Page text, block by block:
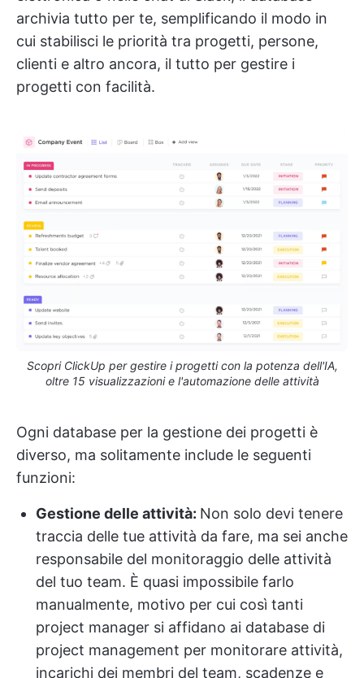
archivia tutto per te, semplificando il modo in
cui stabilisci le priorità tra progetti, persone,
clienti e altro ancora, il tutto per gestire i
progetti con facilità.
Scopri ClickUp per gestire i progetti con la potenza dell'IA,
oltre 15 visualizzazioni e l'automazione delle attività
Ogni database per la gestione dei progetti è
diverso, ma solitamente include le seguenti
funzioni:
Gestione delle attività: Non solo devi tenere
traccia delle tue attività da fare, ma sei anche
responsabile del monitoraggio delle attività
del tuo team. È quasi impossibile farlo
manualmente, motivo per cui così tanti
project manager si affidano ai database di
project management per monitorare attività,
incarichi dei membri del team, scadenze e